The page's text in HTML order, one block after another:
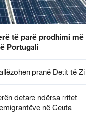
të parë prodhimi më
Portugali
pranë Detit të Zi
detare ndërsa rritet
në Ceuta